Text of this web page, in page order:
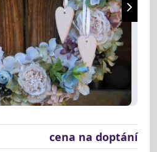
cena na doptání